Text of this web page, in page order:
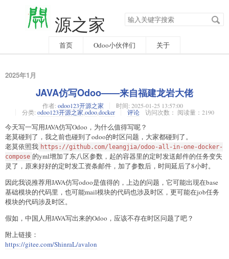
源之家 搜
索
字
首页 Odoo小伙伴们 关于
2025年1月
JAVA仿写Odoo——来自福建龙岩大佬
作者: odoo123开源之家 时间: 2025-01-25 13:57:00
分类: odoo123开源之家 odoo,docker 评论 访问次数： 阅读量：2190
今天写一写用JAVA仿写Odoo，为什么值得写呢？
老莫碰到了，我之前也碰到了odoo的时区问题，大家都碰到了。
老莫依照我 https://github.com/leangjia/odoo-all-in-one-docker-
compose 的yml增加了东八区参数，起的容器里的定时发送邮件的任务变失
灵了，原来好好的定时发工资条邮件，加了参数后，时间延后了8小时。
因此我说推荐用JAVA仿写odoo是值得的，上边的问题，它可能出现在base
基础模块的代码里，也可能mail模块的代码也涉及时区，更可能在job任务
模块的代码涉及时区。
假如，中国人用JAVA写出来的Odoo，应该不存在时区问题了吧？
附上链接：
https://gitee.com/ShinraL/avalon